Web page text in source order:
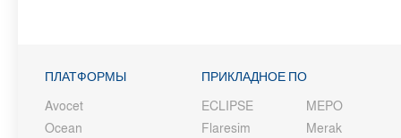
ПЛАТФОРМЫ
Avocet
Ocean
ПРИКЛАДНОЕ ПО
ECLIPSE
Flaresim
MEPO
Merak